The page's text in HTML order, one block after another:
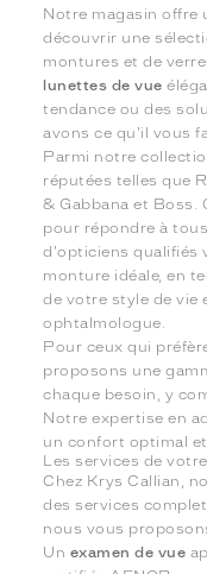
Notre magasin offre
découvrir une
montures et de
lunettes de vue
tendance ou des
avons ce qu'il vous
Parmi notre
réputées telles que
& Gabbana et Boss.
pour répondre à
d'opticiens qualifiés
monture idéale, en
de votre style de vie
ophtalmologue.
Pour ceux qui
proposons une
chaque besoin, y
Notre expertise en
un confort optimal
Les services de
Chez Krys Callian,
des services
nous vous
Un examen de vue